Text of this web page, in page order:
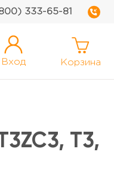
333-65-81
Вход Корзина
T3,